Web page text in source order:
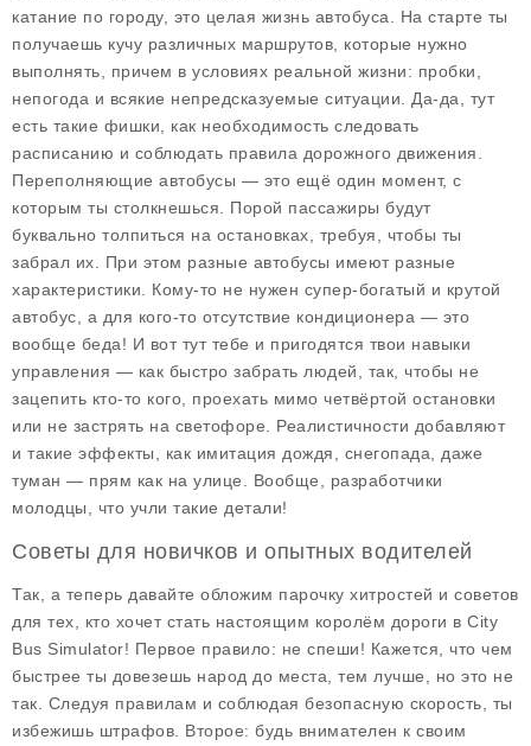
катание по городу, это целая жизнь автобуса. На старте ты
получаешь кучу различных маршрутов, которые нужно
выполнять, причем в условиях реальной жизни: пробки,
непогода и всякие непредсказуемые ситуации. Да-да, тут
есть такие фишки, как необходимость следовать
расписанию и соблюдать правила дорожного движения.
Переполняющие автобусы — это ещё один момент, с
которым ты столкнешься. Порой пассажиры будут
буквально толпиться на остановках, требуя, чтобы ты
забрал их. При этом разные автобусы имеют разные
характеристики. Кому-то не нужен супер-богатый и крутой
автобус, а для кого-то отсутствие кондиционера — это
вообще беда! И вот тут тебе и пригодятся твои навыки
управления — как быстро забрать людей, так, чтобы не
зацепить кто-то кого, проехать мимо четвёртой остановки
или не застрять на светофоре. Реалистичности добавляют
и такие эффекты, как имитация дождя, снегопада, даже
туман — прям как на улице. Вообще, разработчики
молодцы, что учли такие детали!
Советы для новичков и опытных водителей
Так, а теперь давайте обложим парочку хитростей и советов
для тех, кто хочет стать настоящим королём дороги в City
Bus Simulator! Первое правило: не спеши! Кажется, что чем
быстрее ты довезешь народ до места, тем лучше, но это не
так. Следуя правилам и соблюдая безопасную скорость, ты
избежишь штрафов. Второе: будь внимателен к своим